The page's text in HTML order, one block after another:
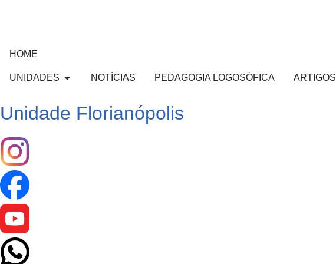
HOME
UNIDADES NOTÍCIAS PEDAGOGIA LOGOSÓFICA ARTIGOS
Unidade Florianópolis